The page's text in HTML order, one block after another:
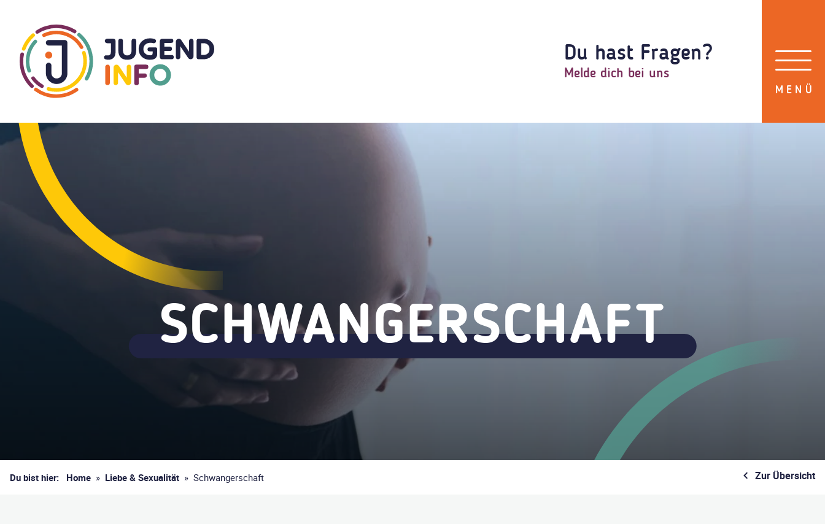
Du hast Fragen?
Melde dich bei uns
SCHWANGERSCHAFT
Du bist hier: Home » Liebe & Sexualität » Schwangerschaft Zur Übersicht